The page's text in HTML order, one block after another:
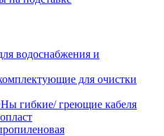
водоснабжения и
для очистки
гибкие/ греющие кабеля